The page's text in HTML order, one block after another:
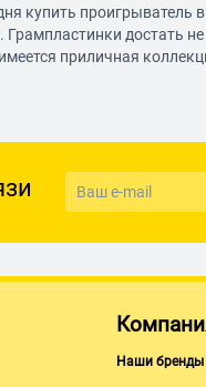
купить проигрыватель
достать не
приличная
Наши бренды